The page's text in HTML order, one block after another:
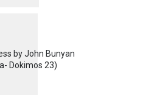
by John Bunyan
Dokimos 23)